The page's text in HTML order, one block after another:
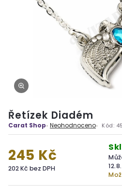
Řetízek Diadém
Carat Shop Neohodnoceno Kód:
245 Kč
202 Kč bez DPH